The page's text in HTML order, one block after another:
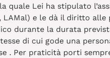
quale Lei ha stipulato
e le dà il diritto alle
durante la durata
di cui gode una
. Per praticità porti